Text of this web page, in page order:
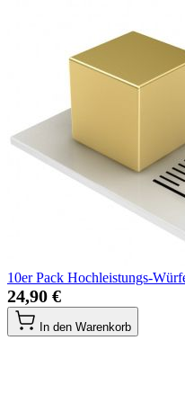
10er Pack Hochleistungs-
24,90 €
In den Warenkorb